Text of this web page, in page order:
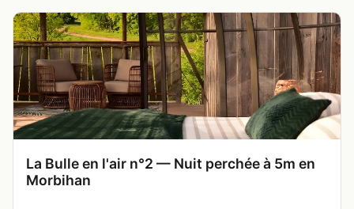
La Bulle en l'air n°2 — Nuit perchée à 5m en
Morbihan